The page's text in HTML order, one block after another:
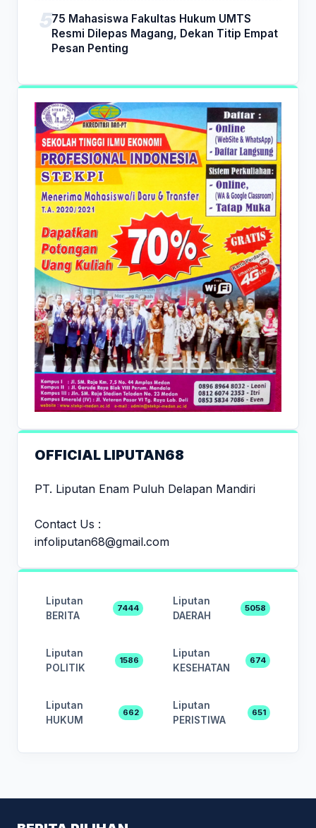
75 Mahasiswa Fakultas Hukum UMTS
Resmi Dilepas Magang, Dekan Titip Empat
Pesan Penting
OFFICIAL LIPUTAN68
PT. Liputan Enam Puluh Delapan Mandiri
Contact Us :
infoliputan68@gmail.com
Liputan
BERITA
7444
Liputan
DAERAH
5058
Liputan
POLITIK
1586
Liputan
KESEHATAN
674
Liputan
HUKUM
662
Liputan
PERISTIWA
651